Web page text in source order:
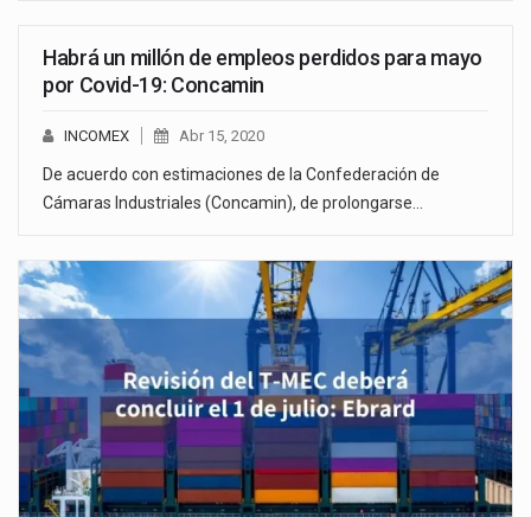
Habrá un millón de empleos perdidos para mayo
por Covid-19: Concamin
INCOMEX Abr 15, 2020
De acuerdo con estimaciones de la Confederación de
Cámaras Industriales (Concamin), de prolongarse…